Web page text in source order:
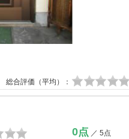
総合評価（平均）：
0点 ／ 5点